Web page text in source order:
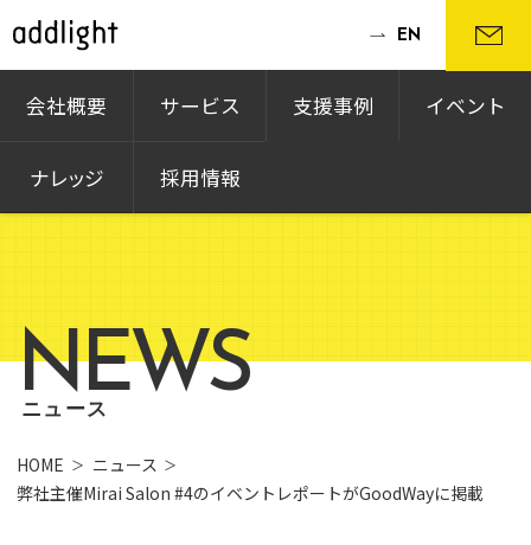
会社概要 サービス 支援事例 イベント
ナレッジ 採用情報
EN
NEWS
ニュース
HOME
ニュース
弊社主催Mirai Salon #4のイベントレポートがGoodWayに掲載